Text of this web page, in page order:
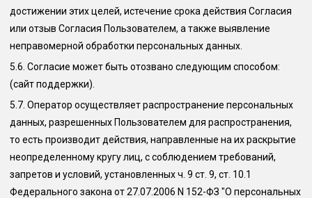
достижении этих целей, истечение срока действия Согласия
или отзыв Согласия Пользователем, а также выявление
неправомерной обработки персональных данных.
5.6. Согласие может быть отозвано следующим способом:
(сайт поддержки)
5.7. Оператор осуществляет распространение персональных
данных, разрешенных Пользователем для распространения,
то есть производит действия, направленные на их раскрытие
неопределенному кругу лиц, с соблюдением требований,
запретов и условий, установленных ч. 9 ст. 9, ст. 10.1
Федерального закона от 27.07.2006 N 152-ФЗ "О персональных